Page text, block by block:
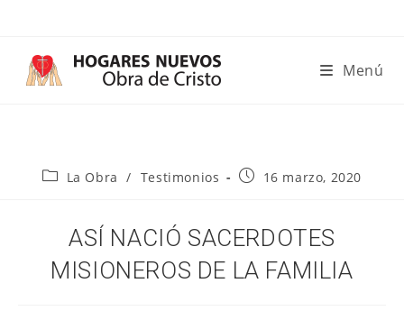
contenido
Menú
Categoría
entrada:
La Obra / Testimonios
Publicación
entrada:
16 marzo, 2020
ASÍ NACIÓ SACERDOTES
MISIONEROS DE LA FAMILIA